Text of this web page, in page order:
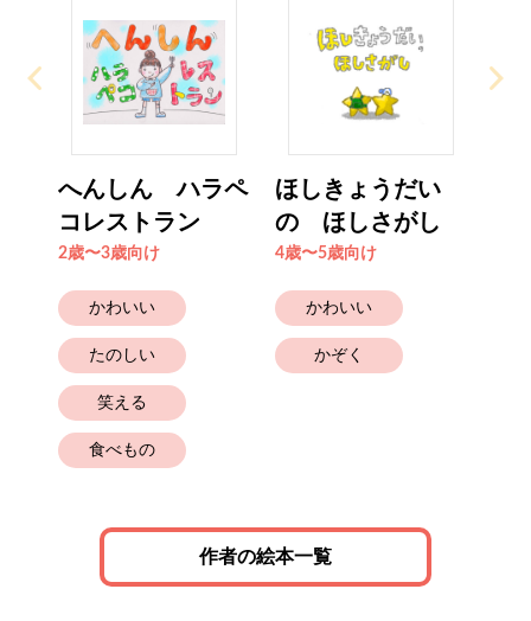
へんしん ハラペ
コレストラン
2歳〜3歳向け
かわいい
たのしい
笑える
食べもの
ほしきょうだい
の ほしさがし
4歳〜5歳向け
かわいい
かぞく
作者の絵本一覧